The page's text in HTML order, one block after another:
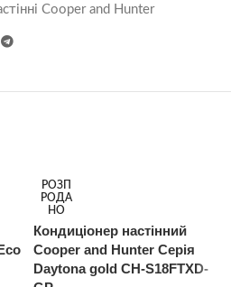
Cooper and Hunter
РОЗП
РОДА
НО
Кондиціонер настінний
Cooper and Hunter Серія
Daytona gold CH-S18FTXD-